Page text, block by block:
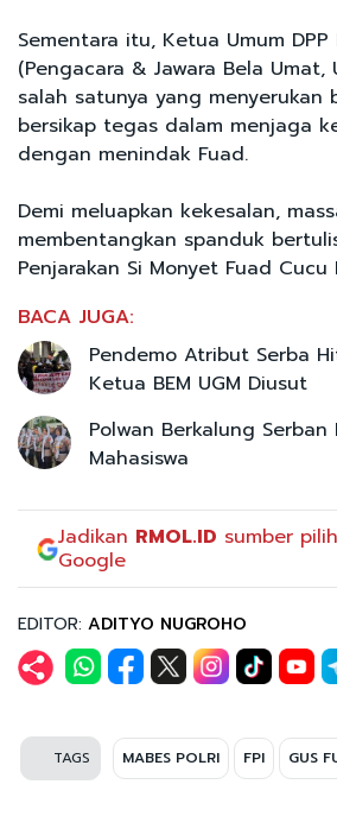
Sementara itu, Ketua Umum DPP
(Pengacara & Jawara Bela Umat,
salah satunya yang menyerukan
bersikap tegas dalam menjaga
dengan menindak Fuad.
Demi meluapkan kekesalan,
membentangkan spanduk
Penjarakan Si Monyet Fuad Cucu
BACA JUGA:
Pendemo Atribut Serba
Ketua BEM UGM Diusut
Polwan Berkalung
Mahasiswa
Jadikan RMOL.ID sumber
Google
EDITOR: ADITYO NUGROHO
TAGS MABES POLRI FPI GUS